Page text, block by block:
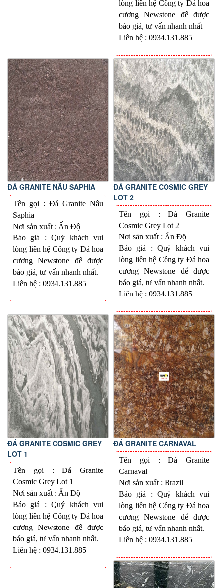
lòng liên hệ Công ty Đá hoa
cương Newstone để được
báo giá, tư vấn nhanh nhất
Liên hệ : 0934.131.885
ĐÁ GRANITE NÂU SAPHIA
Tên gọi : Đá Granite Nâu
Saphia
Nơi sản xuất : Ấn Độ
Báo giá : Quý khách vui
lòng liên hệ Công ty Đá hoa
cương Newstone để được
báo giá, tư vấn nhanh nhất.
Liên hệ : 0934.131.885
ĐÁ GRANITE COSMIC GREY
LOT 2
Tên gọi : Đá Granite
Cosmic Grey Lot 2
Nơi sản xuất : Ấn Độ
Báo giá : Quý khách vui
lòng liên hệ Công ty Đá hoa
cương Newstone để được
báo giá, tư vấn nhanh nhất.
Liên hệ : 0934.131.885
ĐÁ GRANITE COSMIC GREY
LOT 1
Tên gọi : Đá Granite
Cosmic Grey Lot 1
Nơi sản xuất : Ấn Độ
Báo giá : Quý khách vui
lòng liên hệ Công ty Đá hoa
cương Newstone để được
báo giá, tư vấn nhanh nhất.
Liên hệ : 0934.131.885
ĐÁ GRANITE CARNAVAL
Tên gọi : Đá Granite
Carnaval
Nơi sản xuất : Brazil
Báo giá : Quý khách vui
lòng liên hệ Công ty Đá hoa
cương Newstone để được
báo giá, tư vấn nhanh nhất.
Liên hệ : 0934.131.885